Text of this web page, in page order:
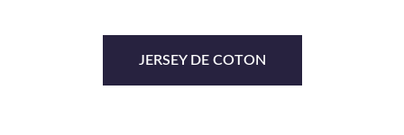
JERSEY DE COTON